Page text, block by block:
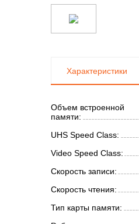
Характеристики
Объем встроенной
памяти:
UHS Speed Class:
Video Speed Class:
Скорость записи:
Скорость чтения:
Тип карты памяти: